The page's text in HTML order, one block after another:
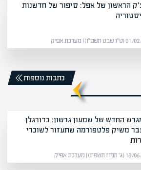
הראשון של אפל: סיפור של חדשנות
שבט תשפ״ו) | מערכת אפיק
כתבות נוספות
החדש של שמעון גרשון: כדורגלן
משיק פלטפורמה שתעזור לשוכרי
תשפ״ו) | מערכת אפיק